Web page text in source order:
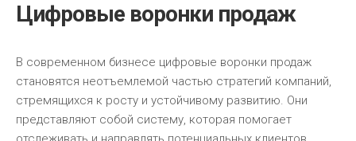
Цифровые воронки продаж
В современном бизнесе цифровые воронки продаж
становятся неотъемлемой частью стратегий компаний,
стремящихся к росту и устойчивому развитию. Они
представляют собой систему, которая помогает